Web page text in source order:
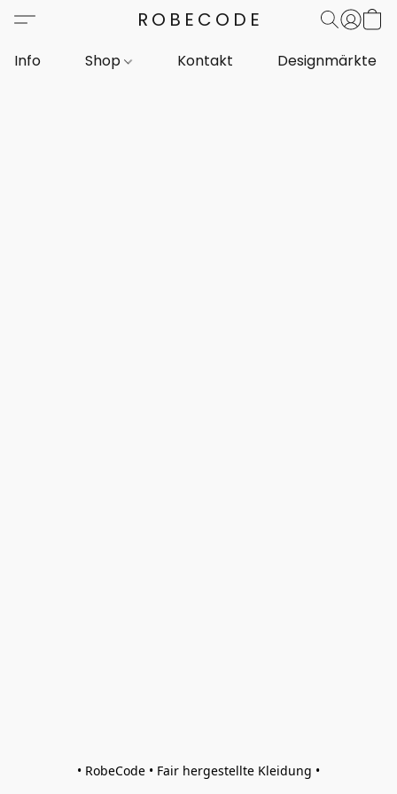
ROBECODE
Info Shop Kontakt Designmärkte
• RobeCode • Fair hergestellte Kleidung •